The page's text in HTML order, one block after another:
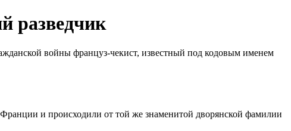
разведчик
войны француз-чекист, известный под кодовым именем
и происходили от той же знаменитой дворянской фамилии